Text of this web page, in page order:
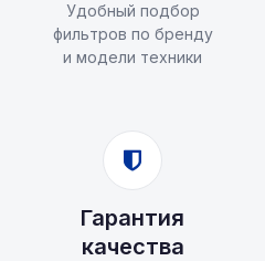
Удобный подбор
фильтров по бренду
и модели техники
Гарантия
качества